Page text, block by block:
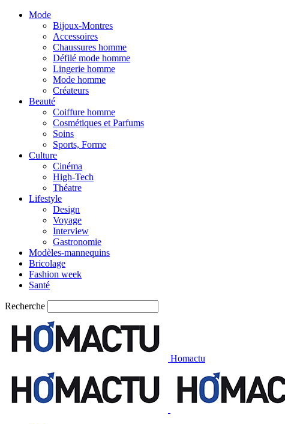
Mode
Bijoux-Montres
Accessoires
Chaussures homme
Défilé mode homme
Lingerie homme
Mode homme
Créateurs
Beauté
Coiffure homme
Cosmétiques et Parfums
Soins
Sports, Forme
Culture
Cinéma
High-Tech
Théatre
Lifestyle
Design
Voyage
Interview
Gastronomie
Modèles-mannequins
Bricolage
Fashion week
Santé
Recherche
Homactu